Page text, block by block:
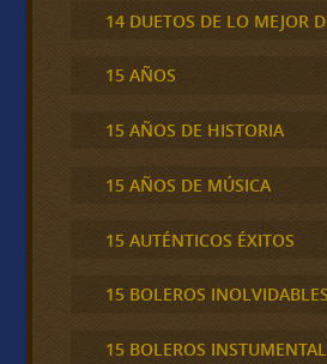
14 DUETOS DE LO MEJOR
15 AÑOS
15 AÑOS DE HISTORIA
15 AÑOS DE MÚSICA
15 AUTÉNTICOS ÉXITOS
15 BOLEROS INOLVIDABLES
15 BOLEROS